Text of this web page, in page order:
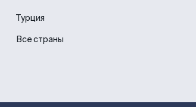
Турция
Все страны